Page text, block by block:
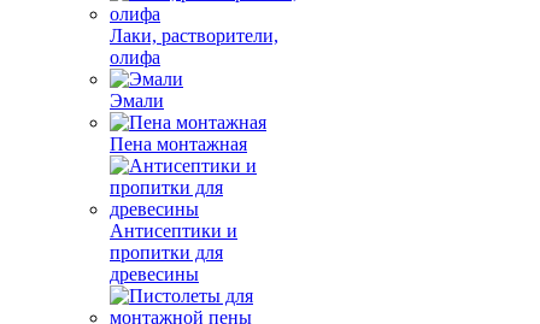
Лаки, растворители,
олифа
Эмали
Пена монтажная
Антисептики и
пропитки для
древесины